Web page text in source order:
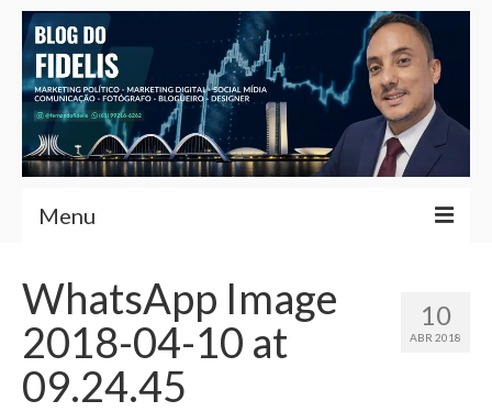
Menu
Fernando Fidelis
Café com Fidelis
10
ABR 2018
WhatsApp Image
2018-04-10 at
09.24.45